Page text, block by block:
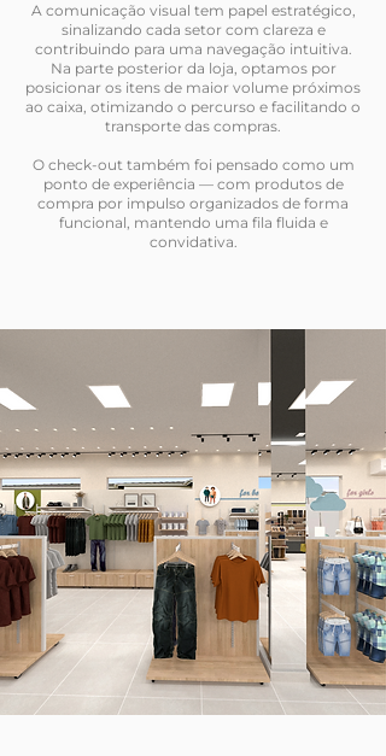
A comunicação visual tem papel estratégico,
sinalizando cada setor com clareza e
contribuindo para uma navegação intuitiva.
Na parte posterior da loja, optamos por
posicionar os itens de maior volume próximos
ao caixa, otimizando o percurso e facilitando o
transporte das compras.
O check-out também foi pensado como um
ponto de experiência — com produtos de
compra por impulso organizados de forma
funcional, mantendo uma fila fluida e
convidativa.